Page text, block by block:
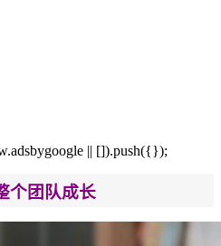
|| []).push({});
个团队成长